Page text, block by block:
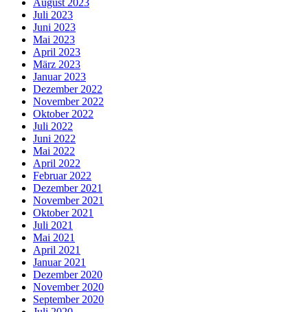
August 2023
Juli 2023
Juni 2023
Mai 2023
April 2023
März 2023
Januar 2023
Dezember 2022
November 2022
Oktober 2022
Juli 2022
Juni 2022
Mai 2022
April 2022
Februar 2022
Dezember 2021
November 2021
Oktober 2021
Juli 2021
Mai 2021
April 2021
Januar 2021
Dezember 2020
November 2020
September 2020